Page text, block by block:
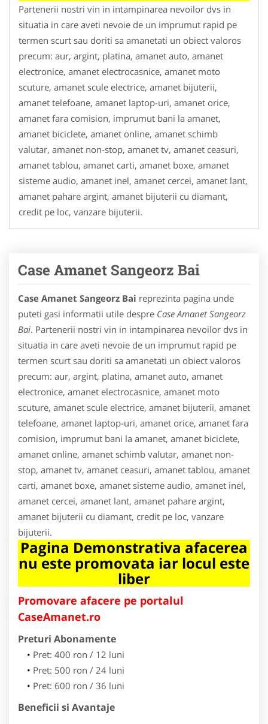
Partenerii nostri vin in intampinarea nevoilor dvs in
situatia in care aveti nevoie de un imprumut rapid pe
termen scurt sau doriti sa amanetati un obiect valoros
precum: aur, argint, platina, amanet auto, amanet
electronice, amanet electrocasnice, amanet moto
scuture, amanet scule electrice, amanet bijuterii,
amanet telefoane, amanet laptop-uri, amanet orice,
amanet fara comision, imprumut bani la amanet,
amanet biciclete, amanet online, amanet schimb
valutar, amanet non-stop, amanet tv, amanet ceasuri,
amanet tablou, amanet carti, amanet boxe, amanet
sisteme audio, amanet inel, amanet cercei, amanet lant,
amanet pahare argint, amanet bijuterii cu diamant,
credit pe loc, vanzare bijuterii.
Case Amanet Sangeorz Bai
Case Amanet Sangeorz Bai reprezinta pagina unde
puteti gasi informatii utile despre Case Amanet Sangeorz
Bai. Partenerii nostri vin in intampinarea nevoilor dvs in
situatia in care aveti nevoie de un imprumut rapid pe
termen scurt sau doriti sa amanetati un obiect valoros
precum: aur, argint, platina, amanet auto, amanet
electronice, amanet electrocasnice, amanet moto
scuture, amanet scule electrice, amanet bijuterii, amanet
telefoane, amanet laptop-uri, amanet orice, amanet fara
comision, imprumut bani la amanet, amanet biciclete,
amanet online, amanet schimb valutar, amanet non-
stop, amanet tv, amanet ceasuri, amanet tablou, amanet
carti, amanet boxe, amanet sisteme audio, amanet inel,
amanet cercei, amanet lant, amanet pahare argint,
amanet bijuterii cu diamant, credit pe loc, vanzare
bijuterii.
Pagina Demonstrativa afacerea
nu este promovata iar locul este
liber
Promovare afacere pe portalul
CaseAmanet.ro
Preturi Abonamente
Pret: 400 ron / 12 luni
Pret: 500 ron / 24 luni
Pret: 600 ron / 36 luni
Beneficii si Avantaje